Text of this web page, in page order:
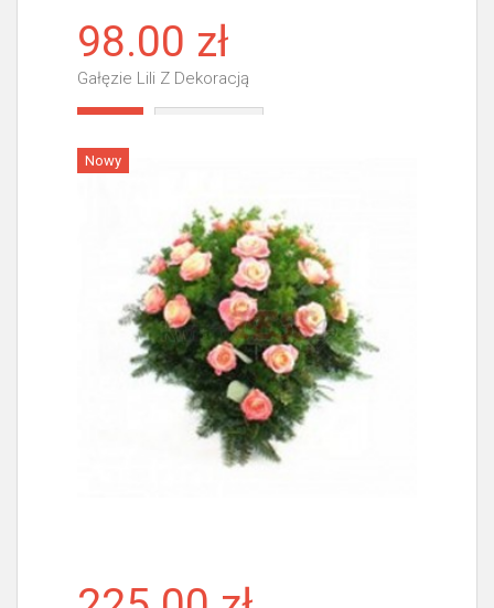
98.00 zł
Gałęzie Lili Z Dekoracją
Nowy